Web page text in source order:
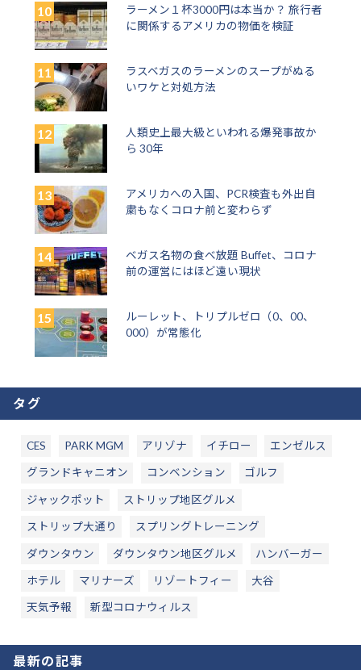
ラーメン１杯3000円は本当か？ 旅行者
に関係するアメリカの物価を検証
ラスベガスのラーメンのスープがぬる
いワケと対処方法
人類史上最大級といわれる爆発事故か
ら 30年
アメリカへの入国、PCR検査も外出自
粛もなくコロナ前と変わらず
ベガス名物の食べ放題 Buffet、コロナ
前の運営にはほど遠い現状
ルーレット、トリプルゼロ（0、00、
000）が常態化
タグ
CES PARK MGM アリゾナ イチロー エンゼルス
グランドキャニオン コンベンション ゴルフ
ジャックポット ストリップ地区グルメ
ストリップ大通り スプリングトレーニング
ダウンタウン ダウンタウン地区グルメ ハンバーガー
ホテル マリナーズ リゾートフィー 大谷
天気予報 新型コロナウィルス
最新の記事